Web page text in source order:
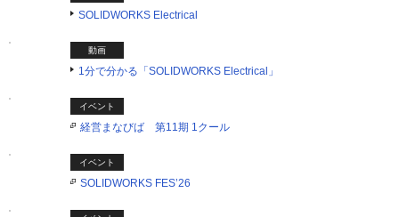
SOLIDWORKS Electrical
動画
1分で分かる「SOLIDWORKS Electrical」
イベント
経営まなびば 第11期 1クール
イベント
SOLIDWORKS FES’26